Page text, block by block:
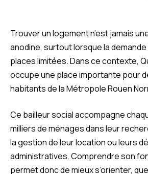
Trouver un logement n’est jamais
anodine, surtout lorsque la
places limitées. Dans ce contexte,
occupe une place importante pour
habitants de la Métropole Rouen
Ce bailleur social accompagne
milliers de ménages dans leur
la gestion de leur location ou leurs
administratives. Comprendre son
permet donc de mieux s’orienter,